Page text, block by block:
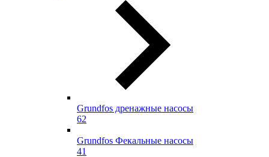
Grundfos дренажные насосы
62
Grundfos Фекальные насосы
41